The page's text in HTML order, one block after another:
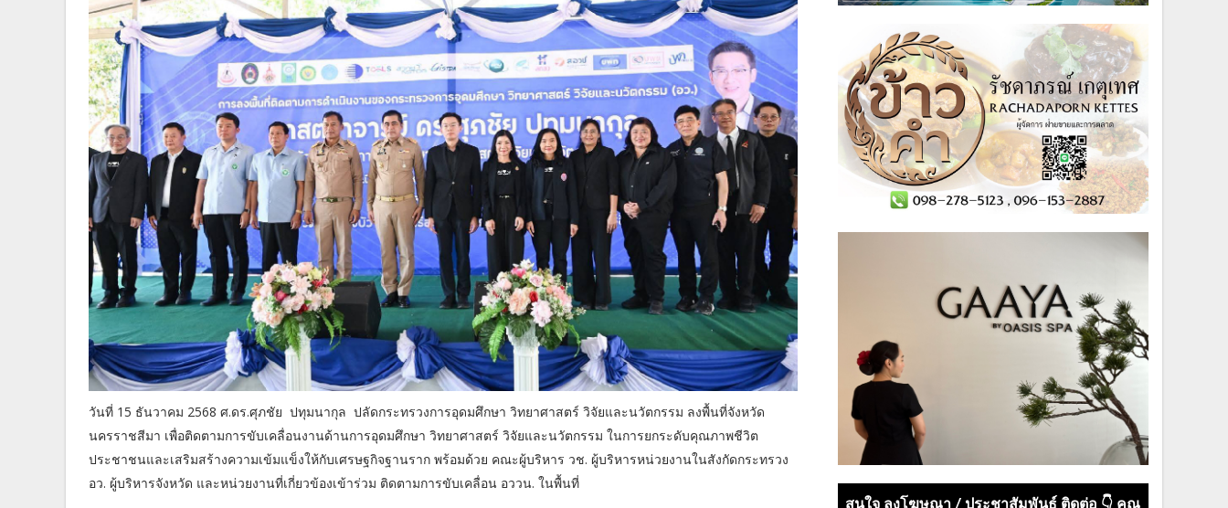
วันที่ 15 ธันวาคม 2568 ศ.ดร.ศุภชัย ปทุมนากุล ปลัดกระทรวงการอุดมศึกษา วิทยาศาสตร์ วิจัยและนวัตกรรม ลงพื้นที่จังหวัด
นครราชสีมา เพื่อติดตามการขับเคลื่อนงานด้านการอุดมศึกษา วิทยาศาสตร์ วิจัยและนวัตกรรม ในการยกระดับคุณภาพชีวิต
ประชาชนและเสริมสร้างความเข้มแข็งให้กับเศรษฐกิจฐานราก พร้อมด้วย คณะผู้บริหาร วช. ผู้บริหารหน่วยงานในสังกัดกระทรวง
อว. ผู้บริหารจังหวัด และหน่วยงานที่เกี่ยวข้องเข้าร่วม ติดตามการขับเคลื่อน อววน. ในพื้นที่
สนใจ ลงโฆษณา / ประชาสัมพันธ์ ติดต่อ 👇 คุณ